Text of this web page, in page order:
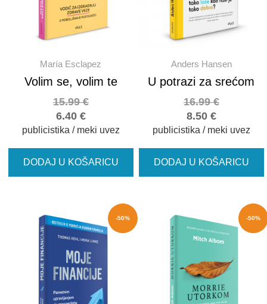
María Esclapez
Volim se, volim te
6.40 €
15.99€
publicistika / meki uvez
DODAJ U KOŠARICU
Anders Hansen
U potrazi za srećom
8.50 €
16.99€
publicistika / meki uvez
DODAJ U KOŠARICU
-50% -50%